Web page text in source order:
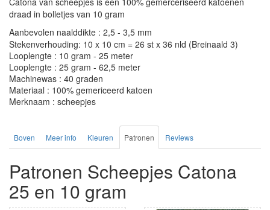
draad in bolletjes van 10 gram
Aanbevolen naalddikte : 2,5 - 3,5 mm
Stekenverhouding: 10 x 10 cm = 26 st x 36 nld (Breinaald 3)
Looplengte : 10 gram - 25 meter
Looplengte : 25 gram - 62,5 meter
Machinewas : 40 graden
Materiaal : 100% gemericeerd katoen
Merknaam : scheepjes
Boven Meer info Kleuren Patronen Reviews
Patronen Scheepjes Catona
25 en 10 gram